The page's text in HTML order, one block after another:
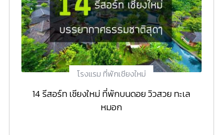
โรงแรม ที่พักเชียงใหม่
14 รีสอร์ท เชียงใหม่ ที่พักบนดอย วิวสวย ทะเล
หมอก